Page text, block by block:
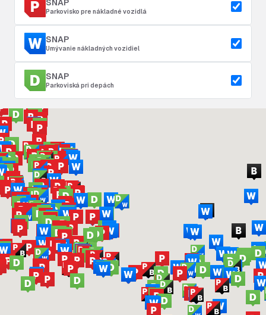
SNAP
Parkovisko pre nákladné vozidlá
SNAP
Umývanie nákladných vozidiel
SNAP
Parkoviská pri depách